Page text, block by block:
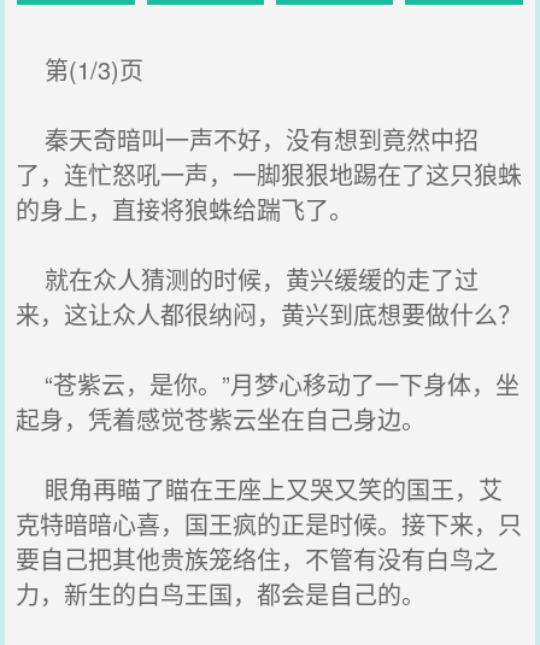
第(1/3)页
秦天奇暗叫一声不好，没有想到竟然中招
了，连忙怒吼一声，一脚狠狠地踢在了这只狼蛛
的身上，直接将狼蛛给踹飞了。
就在众人猜测的时候，黄兴缓缓的走了过
来，这让众人都很纳闷，黄兴到底想要做什么？
“苍紫云，是你。”月梦心移动了一下身体，坐
起身，凭着感觉苍紫云坐在自己身边。
眼角再瞄了瞄在王座上又哭又笑的国王，艾
克特暗暗心喜，国王疯的正是时候。接下来，只
要自己把其他贵族笼络住，不管有没有白鸟之
力，新生的白鸟王国，都会是自己的。